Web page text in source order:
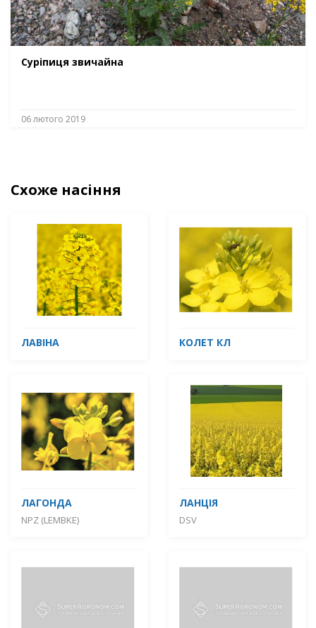
Суріпиця звичайна
06 лютого 2019
Схоже насіння
ЛАВІНА КОЛЕТ КЛ
ЛАГОНДА
NPZ (LEMBKE)
ЛАНЦІЯ
DSV